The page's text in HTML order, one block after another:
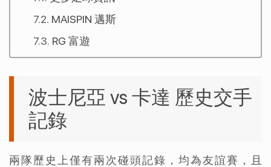
MAISPIN 邁斯
RG 富遊
波士尼亞 vs 卡達 歷史交手
記錄
兩隊歷史上僅有兩次碰頭記錄，均為友誼賽，且